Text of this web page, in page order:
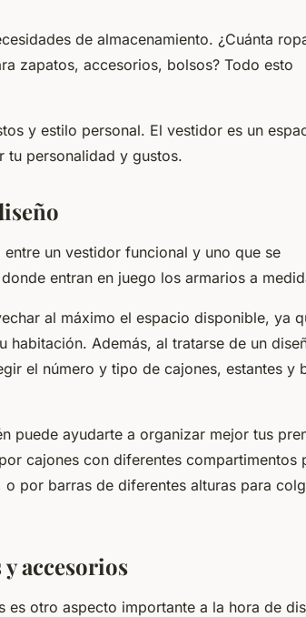
de almacenamiento. ¿Cuánta
zapatos, accesorios, bolsos? Todo esto
y estilo personal. El vestidor es un
tu personalidad y gustos.
un vestidor funcional y uno que se
entran en juego los armarios a
al máximo el espacio disponible, ya
habitación. Además, al tratarse de un
el número y tipo de cajones, estantes y
puede ayudarte a organizar mejor tus
cajones con diferentes compartimentos
por barras de diferentes alturas para
accesorios
es otro aspecto importante a la hora de